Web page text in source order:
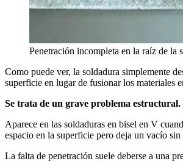
Penetración incompleta en la raíz de la
Como puede ver, la soldadura simplemente
superficie en lugar de fusionar los materiales
Se trata de un grave problema estructural.
Aparece en las soldaduras en bisel en V
espacio en la superficie pero deja un vacío
La falta de penetración suele deberse a una